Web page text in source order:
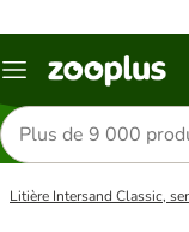
Menu
Rechercher
des
produits
Litière Intersand Classic,